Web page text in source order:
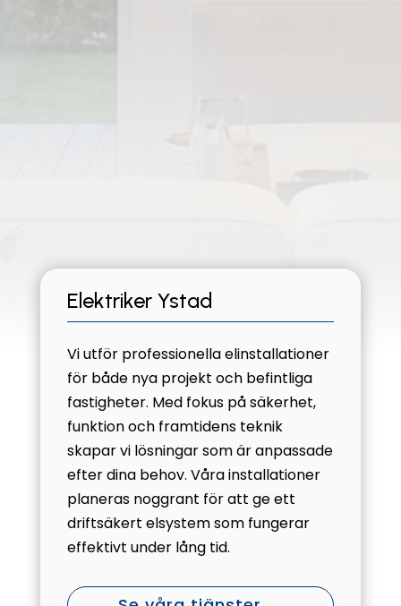
Elektriker Ystad
Vi utför professionella elinstallationer
för både nya projekt och befintliga
fastigheter. Med fokus på säkerhet,
funktion och framtidens teknik
skapar vi lösningar som är anpassade
efter dina behov. Våra installationer
planeras noggrant för att ge ett
driftsäkert elsystem som fungerar
effektivt under lång tid.